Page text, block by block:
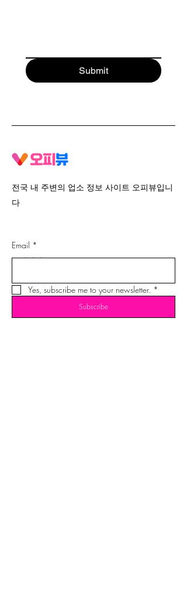
Submit
전국 내 주변의 업소 정보 사이트 오피뷰입니
다
문의하기
Email *
Yes, subscribe me to your newsletter. *
Subscribe